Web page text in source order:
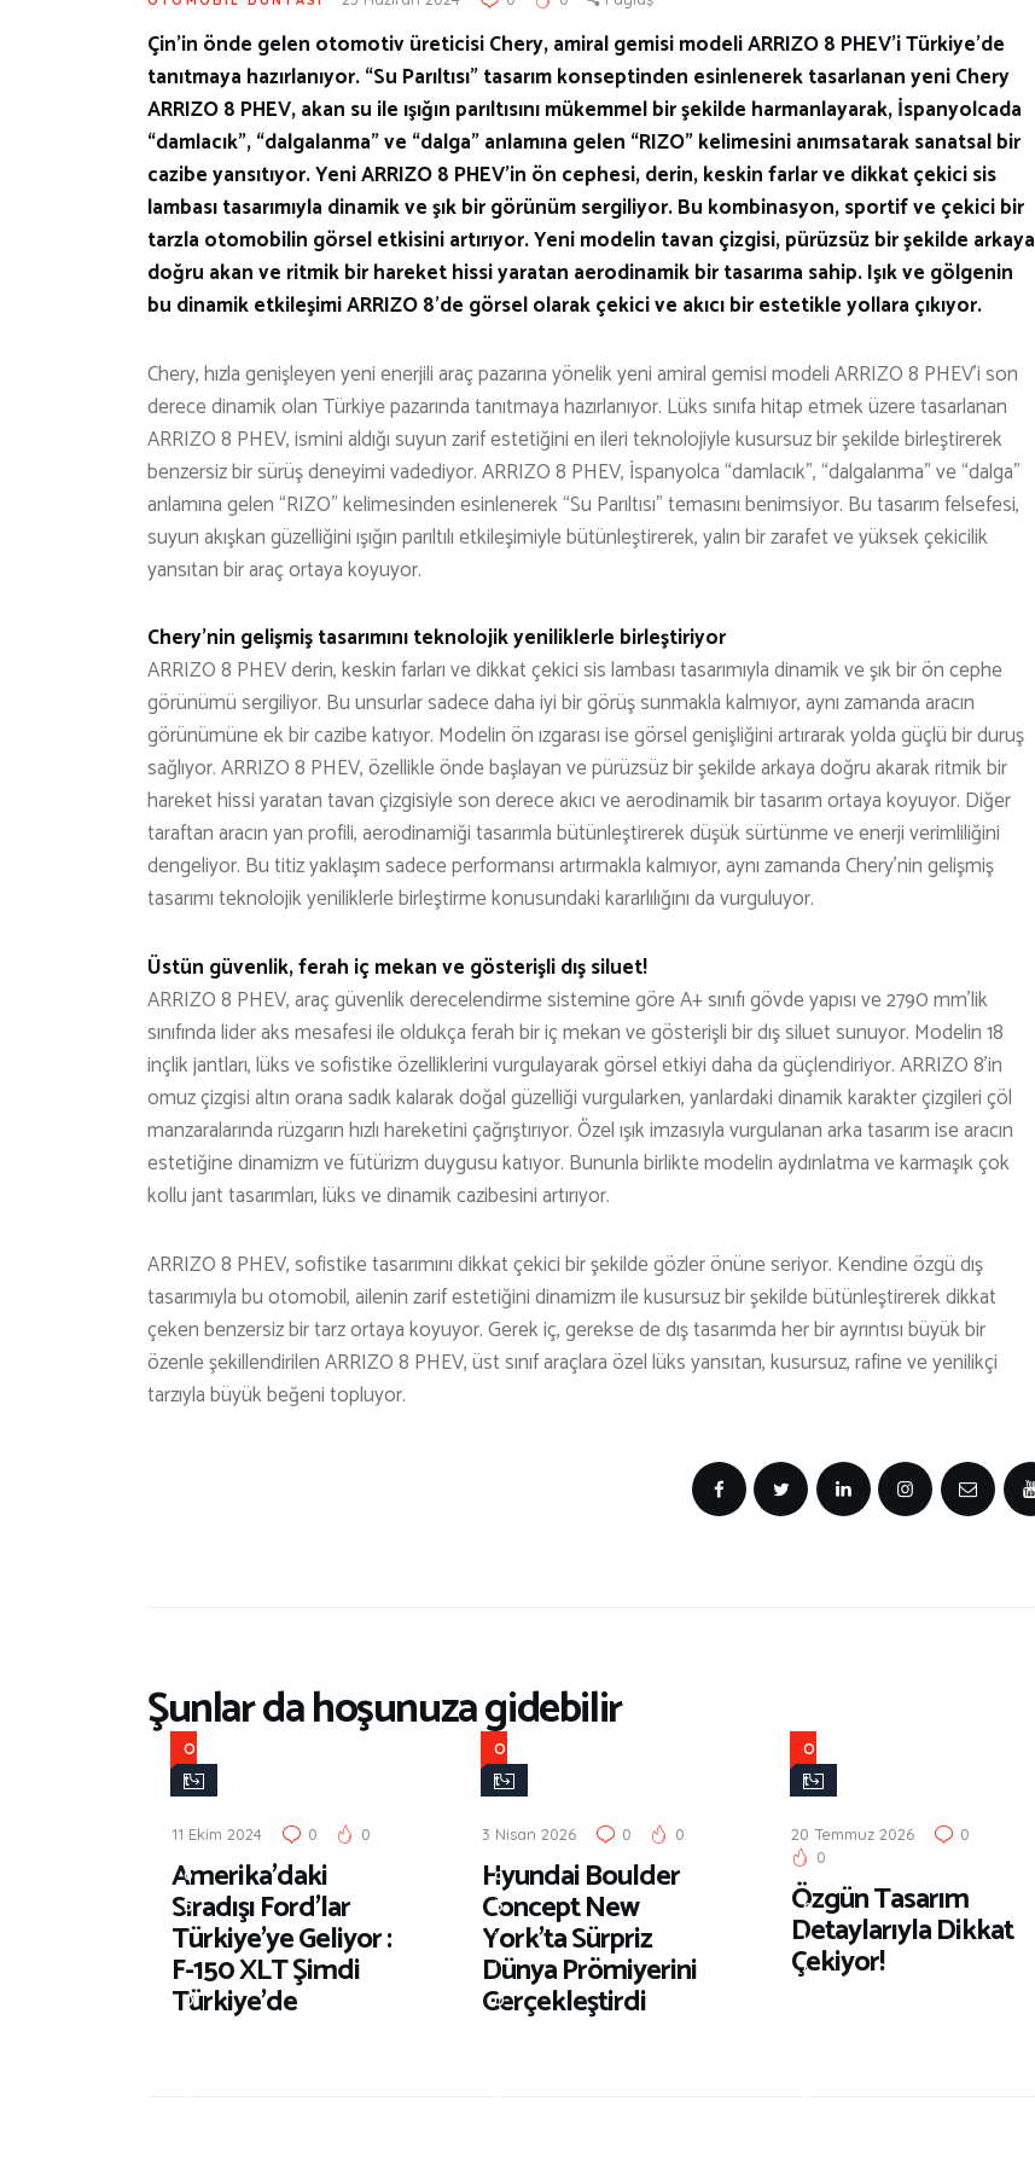
Çin’in önde gelen otomotiv üreticisi Chery, amiral gemisi modeli ARRIZO 8 PHEV’i Türkiye’de
tanıtmaya hazırlanıyor. “Su Parıltısı” tasarım konseptinden esinlenerek tasarlanan yeni Chery
ARRIZO 8 PHEV, akan su ile ışığın parıltısını mükemmel bir şekilde harmanlayarak, İspanyolcada
“damlacık”, “dalgalanma” ve “dalga” anlamına gelen “RIZO” kelimesini anımsatarak sanatsal bir
cazibe yansıtıyor. Yeni ARRIZO 8 PHEV’in ön cephesi, derin, keskin farlar ve dikkat çekici sis
lambası tasarımıyla dinamik ve şık bir görünüm sergiliyor. Bu kombinasyon, sportif ve çekici bir
tarzla otomobilin görsel etkisini artırıyor. Yeni modelin tavan çizgisi, pürüzsüz bir şekilde arkaya
doğru akan ve ritmik bir hareket hissi yaratan aerodinamik bir tasarıma sahip. Işık ve gölgenin
bu dinamik etkileşimi ARRIZO 8’de görsel olarak çekici ve akıcı bir estetikle yollara çıkıyor.
Chery, hızla genişleyen yeni enerjili araç pazarına yönelik yeni amiral gemisi modeli ARRIZO 8 PHEV’i son
derece dinamik olan Türkiye pazarında tanıtmaya hazırlanıyor. Lüks sınıfa hitap etmek üzere tasarlanan
ARRIZO 8 PHEV, ismini aldığı suyun zarif estetiğini en ileri teknolojiyle kusursuz bir şekilde birleştirerek
benzersiz bir sürüş deneyimi vadediyor. ARRIZO 8 PHEV, İspanyolca “damlacık”, “dalgalanma” ve “dalga”
anlamına gelen “RIZO” kelimesinden esinlenerek “Su Parıltısı” temasını benimsiyor. Bu tasarım felsefesi,
suyun akışkan güzelliğini ışığın parıltılı etkileşimiyle bütünleştirerek, yalın bir zarafet ve yüksek çekicilik
yansıtan bir araç ortaya koyuyor.
Chery’nin gelişmiş tasarımını teknolojik yeniliklerle birleştiriyor
ARRIZO 8 PHEV derin, keskin farları ve dikkat çekici sis lambası tasarımıyla dinamik ve şık bir ön cephe
görünümü sergiliyor. Bu unsurlar sadece daha iyi bir görüş sunmakla kalmıyor, aynı zamanda aracın
görünümüne ek bir cazibe katıyor. Modelin ön ızgarası ise görsel genişliğini artırarak yolda güçlü bir duruş
sağlıyor. ARRIZO 8 PHEV, özellikle önde başlayan ve pürüzsüz bir şekilde arkaya doğru akarak ritmik bir
hareket hissi yaratan tavan çizgisiyle son derece akıcı ve aerodinamik bir tasarım ortaya koyuyor. Diğer
taraftan aracın yan profili, aerodinamiği tasarımla bütünleştirerek düşük sürtünme ve enerji verimliliğini
dengeliyor. Bu titiz yaklaşım sadece performansı artırmakla kalmıyor, aynı zamanda Chery’nin gelişmiş
tasarımı teknolojik yeniliklerle birleştirme konusundaki kararlılığını da vurguluyor.
Üstün güvenlik, ferah iç mekan ve gösterişli dış siluet!
ARRIZO 8 PHEV, araç güvenlik derecelendirme sistemine göre A+ sınıfı gövde yapısı ve 2790 mm’lik
sınıfında lider aks mesafesi ile oldukça ferah bir iç mekan ve gösterişli bir dış siluet sunuyor. Modelin 18
inçlik jantları, lüks ve sofistike özelliklerini vurgulayarak görsel etkiyi daha da güçlendiriyor. ARRIZO 8’in
omuz çizgisi altın orana sadık kalarak doğal güzelliği vurgularken, yanlardaki dinamik karakter çizgileri çöl
manzaralarında rüzgarın hızlı hareketini çağrıştırıyor. Özel ışık imzasıyla vurgulanan arka tasarım ise aracın
estetiğine dinamizm ve fütürizm duygusu katıyor. Bununla birlikte modelin aydınlatma ve karmaşık çok
kollu jant tasarımları, lüks ve dinamik cazibesini artırıyor.
ARRIZO 8 PHEV, sofistike tasarımını dikkat çekici bir şekilde gözler önüne seriyor. Kendine özgü dış
tasarımıyla bu otomobil, ailenin zarif estetiğini dinamizm ile kusursuz bir şekilde bütünleştirerek dikkat
çeken benzersiz bir tarz ortaya koyuyor. Gerek iç, gerekse de dış tasarımda her bir ayrıntısı büyük bir
özenle şekillendirilen ARRIZO 8 PHEV, üst sınıf araçlara özel lüks yansıtan, kusursuz, rafine ve yenilikçi
tarzıyla büyük beğeni topluyor.
Şunlar da hoşunuza gidebilir
O
t
m
o
b
i
l
D
11 Ekim 2024 0 0
Amerika’daki
Sıradışı Ford’lar
Türkiye’ye Geliyor :
F-150 XLT Şimdi
Türkiye’de
O
t
m
o
b
i
l
D
3 Nisan 2026 0 0
Hyundai Boulder
Concept New
York’ta Sürpriz
Dünya Prömiyerini
Gerçekleştirdi
O
t
m
b
i
l
20 Temmuz 2026
0
0
Özgün Tasarım
Detaylarıyla Dikkat
Çekiyor!